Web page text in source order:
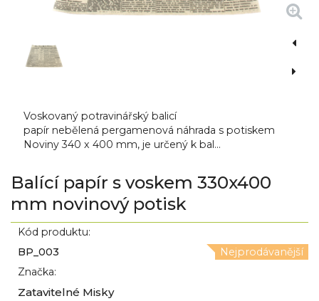
Voskovaný potravinářský balicí
papír nebělená pergamenová náhrada s potiskem
Noviny 340 x 400 mm, je určený k bal...
Balící papír s voskem 330x400
mm novinový potisk
Nejprodávanější
Kód produktu:
BP_003
Značka:
Zatavitelné Misky